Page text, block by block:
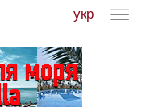
укр